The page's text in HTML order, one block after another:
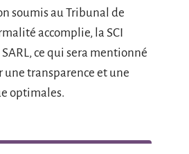
soumis au Tribunal de
accomplie, la SCI
ce qui sera mentionné
une transparence et une
optimales.